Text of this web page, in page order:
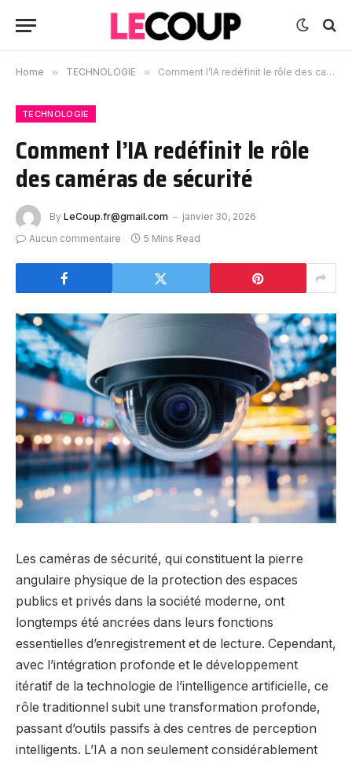
Home » TECHNOLOGIE » Comment l’IA redéfinit le rôle des caméras de sécurité
TECHNOLOGIE
Comment l’IA redéfinit le rôle
des caméras de sécurité
By LeCoup.fr@gmail.com
janvier 30, 2026
Aucun commentaire
5 Mins Read
Les caméras de sécurité, qui constituent la pierre
angulaire physique de la protection des espaces
publics et privés dans la société moderne, ont
longtemps été ancrées dans leurs fonctions
essentielles d’enregistrement et de lecture. Cependant,
avec l’intégration profonde et le développement
itératif de la technologie de l’intelligence artificielle, ce
rôle traditionnel subit une transformation profonde,
passant d’outils passifs à des centres de perception
intelligents. L’IA a non seulement considérablement